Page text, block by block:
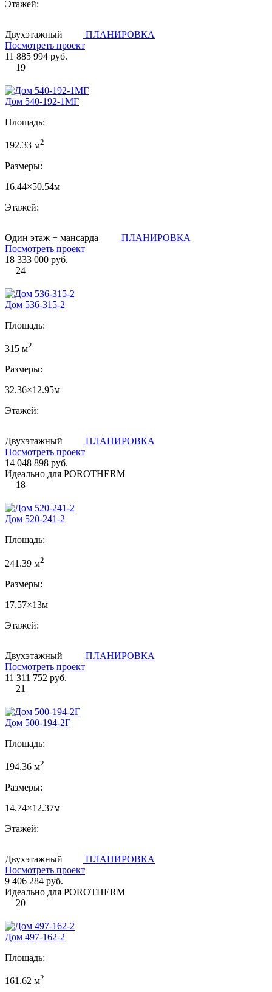
Этажей:
Двухэтажный
ПЛАНИРОВКА
Посмотреть проект
11 885 994 руб.
19
Дом 540-192-1MГ
Площадь:
192.33 м2
Размеры:
16.44×50.54м
Этажей:
Один этаж + мансарда
ПЛАНИРОВКА
Посмотреть проект
18 333 000 руб.
24
Дом 536-315-2
Площадь:
315 м2
Размеры:
32.36×12.95м
Этажей:
Двухэтажный
ПЛАНИРОВКА
Посмотреть проект
14 048 898 руб.
Идеально для POROTHERM
18
Дом 520-241-2
Площадь:
241.39 м2
Размеры:
17.57×13м
Этажей:
Двухэтажный
ПЛАНИРОВКА
Посмотреть проект
11 311 752 руб.
21
Дом 500-194-2Г
Площадь:
194.36 м2
Размеры:
14.74×12.37м
Этажей:
Двухэтажный
ПЛАНИРОВКА
Посмотреть проект
9 406 284 руб.
Идеально для POROTHERM
20
Дом 497-162-2
Площадь:
161.62 м2